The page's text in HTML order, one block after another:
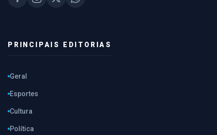
PRINCIPAIS EDITORIAS
Geral
Esportes
Cultura
Política